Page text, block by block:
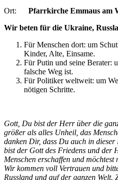
Ort: Pfarrkirche Emmaus am
Wir beten für die Ukraine,
Für Menschen dort: um
Kinder, Alte, Einsame.
Für Putin und seine Berater:
falsche Weg ist.
Für Politiker weltweit: um
nötigen Schritte.
Gott, Du bist der Herr über die
größer als alles Unheil, das
danken Dir, dass Du auch in
bist der Gott des Friedens und der
Menschen erschaffen und
Wir kommen voll Vertrauen und
Russland und auf der ganzen Welt.